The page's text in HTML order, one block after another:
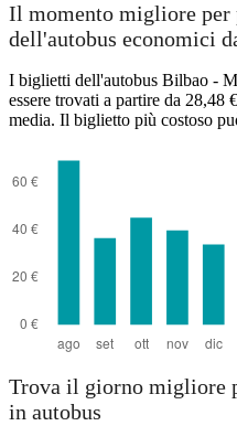
Il momento migliore per
dell'autobus economici
I biglietti dell'autobus Bilbao -
essere trovati a partire da 28,48
media. Il biglietto più costoso
Trova il giorno migliore
in autobus